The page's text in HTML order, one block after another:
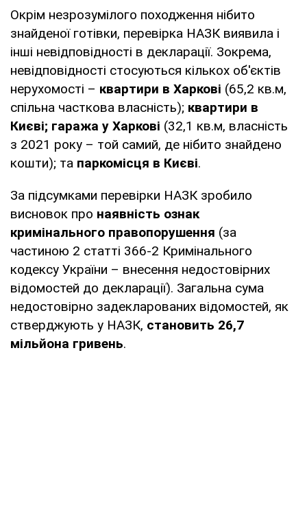
Окрім незрозумілого походження нібито
знайденої готівки, перевірка НАЗК виявила і
інші невідповідності в декларації. Зокрема,
невідповідності стосуються кількох об'єктів
нерухомості – квартири в Харкові (65,2 кв.м,
спільна часткова власність); квартири в
Києві; гаража у Харкові (32,1 кв.м, власність
з 2021 року – той самий, де нібито знайдено
кошти); та паркомісця в Києві.
За підсумками перевірки НАЗК зробило
висновок про наявність ознак
кримінального правопорушення (за
частиною 2 статті 366-2 Кримінального
кодексу України – внесення недостовірних
відомостей до декларації). Загальна сума
недостовірно задекларованих відомостей, як
стверджують у НАЗК, становить 26,7
мільйона гривень.